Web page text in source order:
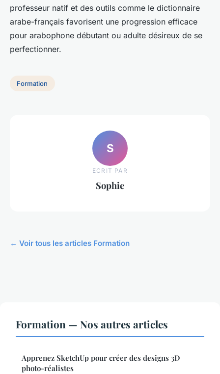
professeur natif et des outils comme le dictionnaire
arabe-français favorisent une progression efficace
pour arabophone débutant ou adulte désireux de se
perfectionner.
Formation
S
ECRIT PAR
Sophie
← Voir tous les articles Formation
Formation — Nos autres articles
Apprenez SketchUp pour créer des designs 3D
photo-réalistes